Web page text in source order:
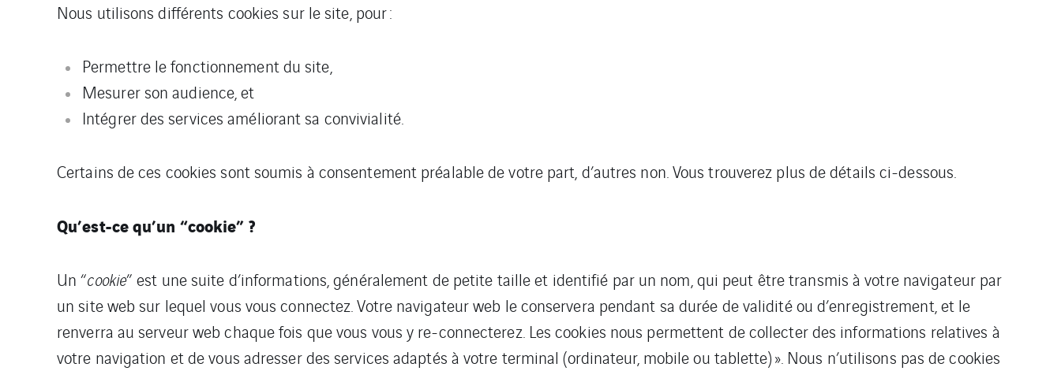
Nous utilisons différents cookies sur le site, pour :
Permettre le fonctionnement du site,
Mesurer son audience, et
Intégrer des services améliorant sa convivialité.
Certains de ces cookies sont soumis à consentement préalable de votre part, d’autres non. Vous trouverez plus de détails ci-dessous.
Qu’est-ce qu’un “cookie” ?
Un “cookie” est une suite d’informations, généralement de petite taille et identifié par un nom, qui peut être transmis à votre navigateur par
un site web sur lequel vous vous connectez. Votre navigateur web le conservera pendant sa durée de validité ou d’enregistrement, et le
renverra au serveur web chaque fois que vous vous y re-connecterez. Les cookies nous permettent de collecter des informations relatives à
votre navigation et de vous adresser des services adaptés à votre terminal (ordinateur, mobile ou tablette) ». Nous n’utilisons pas de cookies